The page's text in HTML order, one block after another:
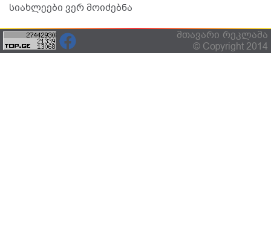
სიახლეები ვერ მოიძებნა
მთავარი რეკლამა
© Copyright 2014